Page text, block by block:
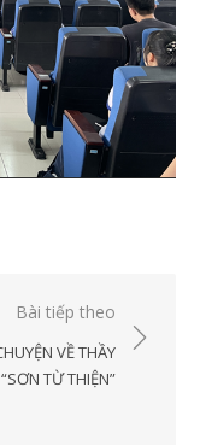
Bài tiếp theo
VỀ THẦY
“SƠN TỪ THIỆN”